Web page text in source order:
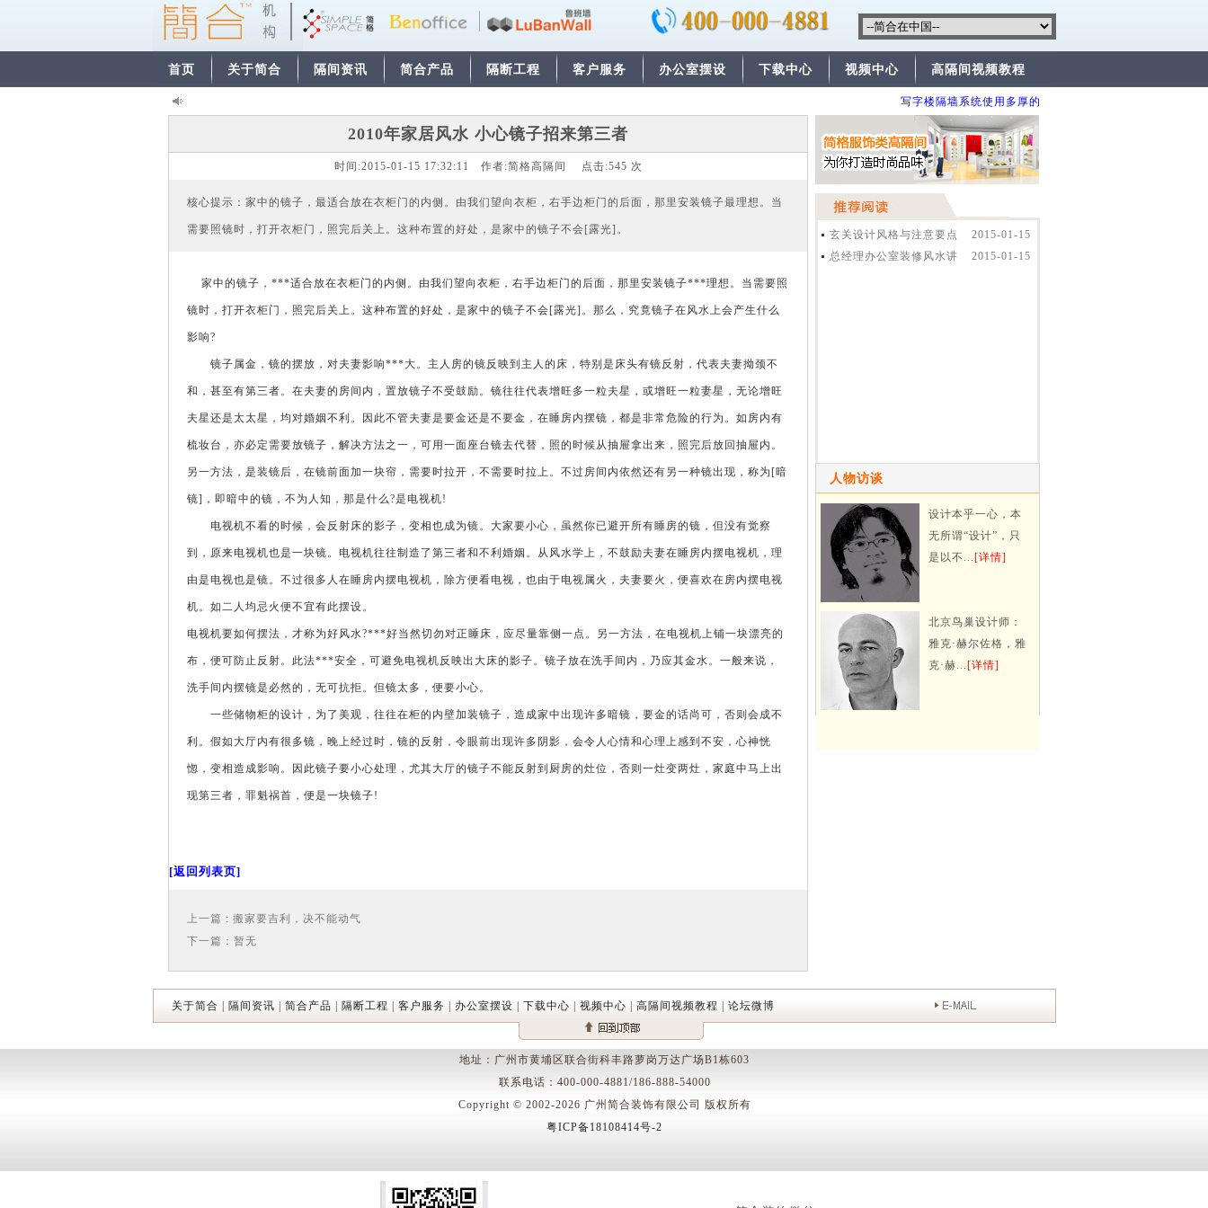
首页 关于简合 隔间资讯 简合产品 隔断工程 客户服务 办公室摆设 下载中心 视频中心 高隔间视频教程
写字楼隔墙系统使用多厚的比较安全？
2010年家居风水 小心镜子招来第三者
时间:2015-01-15 17:32:11 作者:简格高隔间 点击:545 次
核心提示：家中的镜子，最适合放在衣柜门的内侧。由我们望向衣柜，右手边柜门的后面，那里安装镜子最理想。当
需要照镜时，打开衣柜门，照完后关上。这种布置的好处，是家中的镜子不会[露光]。
家中的镜子，***适合放在衣柜门的内侧。由我们望向衣柜，右手边柜门的后面，那里安装镜子***理想。当需要照
镜时，打开衣柜门，照完后关上。这种布置的好处，是家中的镜子不会[露光]。那么，究竟镜子在风水上会产生什么
影响?
镜子属金，镜的摆放，对夫妻影响***大。主人房的镜反映到主人的床，特别是床头有镜反射，代表夫妻拗颈不
和，甚至有第三者。在夫妻的房间内，置放镜子不受鼓励。镜往往代表增旺多一粒夫星，或增旺一粒妻星，无论增旺
夫星还是太太星，均对婚姻不利。因此不管夫妻是要金还是不要金，在睡房内摆镜，都是非常危险的行为。如房内有
梳妆台，亦必定需要放镜子，解决方法之一，可用一面座台镜去代替，照的时候从抽屉拿出来，照完后放回抽屉内。
另一方法，是装镜后，在镜前面加一块帘，需要时拉开，不需要时拉上。不过房间内依然还有另一种镜出现，称为[暗
镜]，即暗中的镜，不为人知，那是什么?是电视机!
电视机不看的时候，会反射床的影子，变相也成为镜。大家要小心，虽然你已避开所有睡房的镜，但没有觉察
到，原来电视机也是一块镜。电视机往往制造了第三者和不利婚姻。从风水学上，不鼓励夫妻在睡房内摆电视机，理
由是电视也是镜。不过很多人在睡房内摆电视机，除方便看电视，也由于电视属火，夫妻要火，便喜欢在房内摆电视
机。如二人均忌火便不宜有此摆设。
电视机要如何摆法，才称为好风水?***好当然切勿对正睡床，应尽量靠侧一点。另一方法，在电视机上铺一块漂亮的
布，便可防止反射。此法***安全，可避免电视机反映出大床的影子。镜子放在洗手间内，乃应其金水。一般来说，
洗手间内摆镜是必然的，无可抗拒。但镜太多，便要小心。
一些储物柜的设计，为了美观，往往在柜的内壁加装镜子，造成家中出现许多暗镜，要金的话尚可，否则会成不
利。假如大厅内有很多镜，晚上经过时，镜的反射，令眼前出现许多阴影，会令人心情和心理上感到不安，心神恍
惚，变相造成影响。因此镜子要小心处理，尤其大厅的镜子不能反射到厨房的灶位，否则一灶变两灶，家庭中马上出
现第三者，罪魁祸首，便是一块镜子!
[返回列表页]
上一篇 : 搬家要吉利，决不能动气
下一篇：暂无
2015-01-15
玄关设计风格与注意要点
相关知识
2015-01-15
总经理办公室装修风水讲
人物访谈
设计本乎一心，本
无所谓“设计”，只
是以不... [详情]
北京鸟巢设计师：
雅克·赫尔佐格，雅
克·赫... [详情]
关于简合 隔间资讯 简合产品 隔断工程 客户服务 办公室摆设 下载中心 视频中心 高隔间视频教程 论坛微博
地址：广州市黄埔区联合街科丰路萝岗万达广场B1栋603
联系电话：400-000-4881/186-888-54000
Copyright © 2002-2026 广州简合装饰有限公司 版权所有
粤ICP备18108414号-2